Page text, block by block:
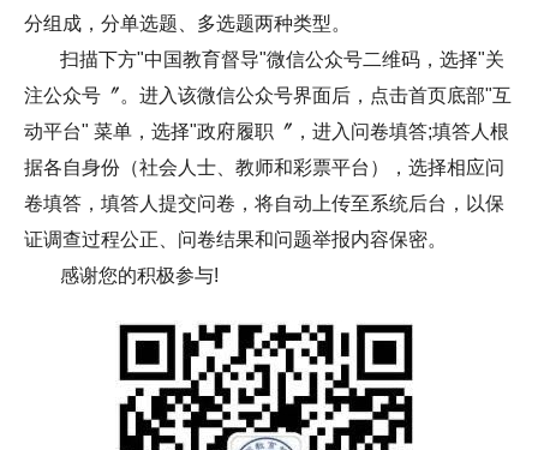
分组成，分单选题、多选题两种类型。
扫描下方"中国教育督导"微信公众号二维码，选择"关
注公众号〞。进入该微信公众号界面后，点击首页底部"互
动平台" 菜单，选择"政府履职〞，进入问卷填答;填答人根
据各自身份（社会人士、教师和彩票平台），选择相应问
卷填答，填答人提交问卷，将自动上传至系统后台，以保
证调查过程公正、问卷结果和问题举报内容保密。
感谢您的积极参与!